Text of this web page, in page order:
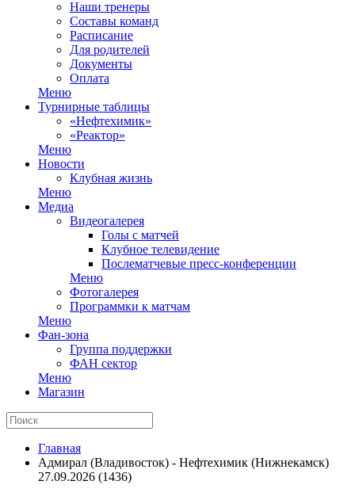
Наши тренеры
Составы команд
Расписание
Для родителей
Документы
Оплата
Меню
Турнирные таблицы
«Нефтехимик»
«Реактор»
Меню
Новости
Клубная жизнь
Меню
Медиа
Видеогалерея
Голы с матчей
Клубное телевидение
Послематчевые пресс-конференции
Меню
Фотогалерея
Программки к матчам
Меню
Фан-зона
Группа поддержки
ФАН сектор
Меню
Магазин
Главная
Адмирал (Владивосток) - Нефтехимик (Нижнекамск)
27.09.2026 (1436)